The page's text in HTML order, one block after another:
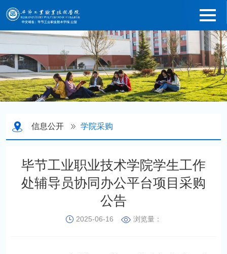
信息公开 学院采购
毕节工业职业技术学院学生工作
处辅导员协同办公平台项目采购
公告
2025-06-16 浏览量：